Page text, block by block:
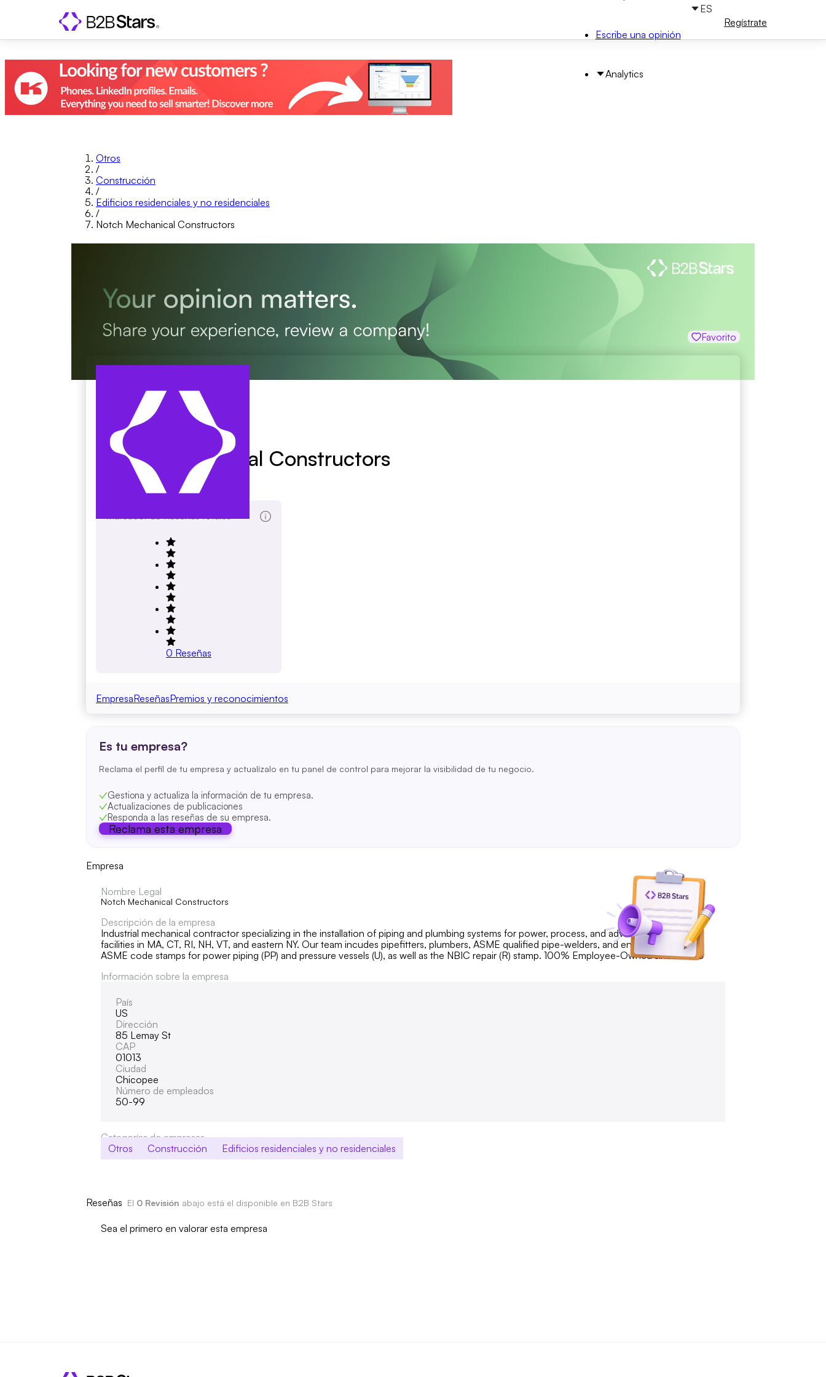
Escribe una opinión
Analytics
ES
Regístrate
Otros
/
Construcción
/
Edificios residenciales y no residenciales
/
Notch Mechanical Constructors
Favorito
Notch Mechanical Constructors
notch.com
Marcador de Reseñas totales
0 Reseñas
EmpresaReseñasPremios y reconocimientos
Es tu empresa?
Reclama el perfil de tu empresa y actualízalo en tu panel de control para mejorar la visibilidad de tu negocio.
Gestiona y actualiza la información de tu empresa.
Actualizaciones de publicaciones
Responda a las reseñas de su empresa.
Reclama esta empresa
Empresa
Nombre Legal
Notch Mechanical Constructors
Descripción de la empresa
Industrial mechanical contractor specializing in the installation of piping and plumbing systems for power, process, and advanced technology
facilities in MA, CT, RI, NH, VT, and eastern NY. Our team incudes pipefitters, plumbers, ASME qualified pipe-welders, and engineers. We hold
ASME code stamps for power piping (PP) and pressure vessels (U), as well as the NBIC repair (R) stamp. 100% Employee-Owned since 2020
Información sobre la empresa
País
US
Dirección
85 Lemay St
CAP
01013
Ciudad
Chicopee
Número de empleados
50-99
Categorías de empresas
Otros
Construcción Edificios residenciales y no residenciales
Reseñas El 0 Revisión abajo está el disponible en B2B Stars
Sea el primero en valorar esta empresa